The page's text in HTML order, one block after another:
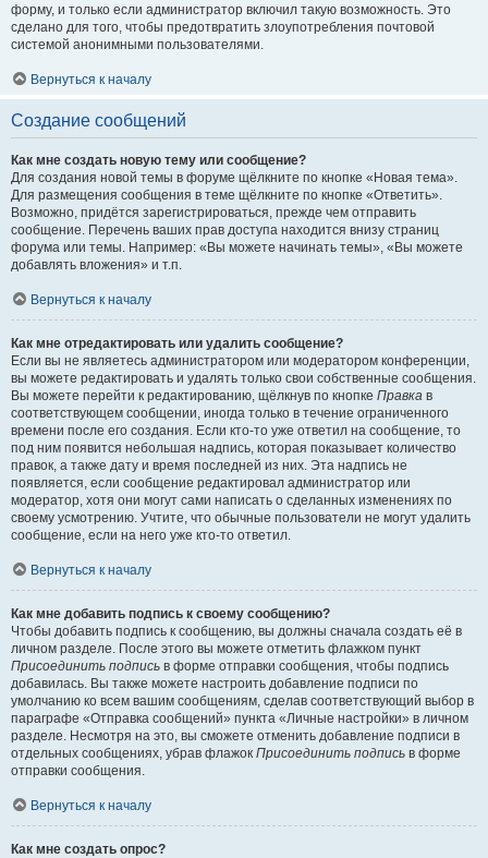
форму, и только если администратор включил такую возможность. Это
сделано для того, чтобы предотвратить злоупотребления почтовой
системой анонимными пользователями.
Вернуться к началу
Создание сообщений
Как мне создать новую тему или сообщение?
Для создания новой темы в форуме щёлкните по кнопке «Новая тема».
Для размещения сообщения в теме щёлкните по кнопке «Ответить».
Возможно, придётся зарегистрироваться, прежде чем отправить
сообщение. Перечень ваших прав доступа находится внизу страниц
форума или темы. Например: «Вы можете начинать темы», «Вы можете
добавлять вложения» и т.п.
Вернуться к началу
Как мне отредактировать или удалить сообщение?
Если вы не являетесь администратором или модератором конференции,
вы можете редактировать и удалять только свои собственные сообщения.
Вы можете перейти к редактированию, щёлкнув по кнопке Правка в
соответствующем сообщении, иногда только в течение ограниченного
времени после его создания. Если кто-то уже ответил на сообщение, то
под ним появится небольшая надпись, которая показывает количество
правок, а также дату и время последней из них. Эта надпись не
появляется, если сообщение редактировал администратор или
модератор, хотя они могут сами написать о сделанных изменениях по
своему усмотрению. Учтите, что обычные пользователи не могут удалить
сообщение, если на него уже кто-то ответил.
Вернуться к началу
Как мне добавить подпись к своему сообщению?
Чтобы добавить подпись к сообщению, вы должны сначала создать её в
личном разделе. После этого вы можете отметить флажком пункт
Присоединить подпись в форме отправки сообщения, чтобы подпись
добавилась. Вы также можете настроить добавление подписи по
умолчанию ко всем вашим сообщениям, сделав соответствующий выбор в
параграфе «Отправка сообщений» пункта «Личные настройки» в личном
разделе. Несмотря на это, вы сможете отменить добавление подписи в
отдельных сообщениях, убрав флажок Присоединить подпись в форме
отправки сообщения.
Вернуться к началу
Как мне создать опрос?